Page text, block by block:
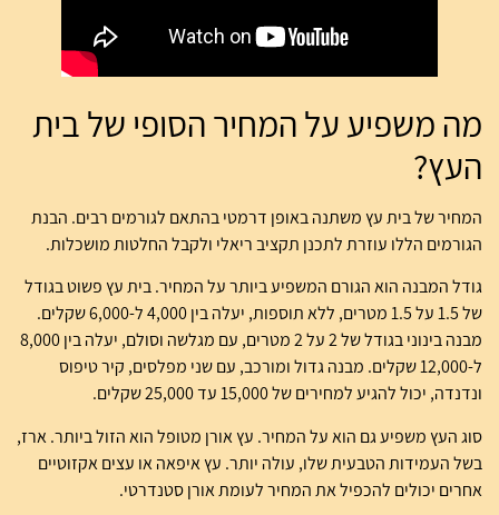
מה משפיע על המחיר הסופי של בית
העץ?
המחיר של בית עץ משתנה באופן דרמטי בהתאם לגורמים רבים. הבנת
הגורמים הללו עוזרת לתכנן תקציב ריאלי ולקבל החלטות מושכלות.
גודל המבנה הוא הגורם המשפיע ביותר על המחיר. בית עץ פשוט בגודל
של 1.5 על 1.5 מטרים, ללא תוספות, יעלה בין 4,000 ל-6,000 שקלים.
מבנה בינוני בגודל של 2 על 2 מטרים, עם מגלשה וסולם, יעלה בין 8,000
ל-12,000 שקלים. מבנה גדול ומורכב, עם שני מפלסים, קיר טיפוס
ונדנדה, יכול להגיע למחירים של 15,000 עד 25,000 שקלים.
סוג העץ משפיע גם הוא על המחיר. עץ אורן מטופל הוא הזול ביותר. ארז,
בשל העמידות הטבעית שלו, עולה יותר. עץ איפאה או עצים אקזוטיים
אחרים יכולים להכפיל את המחיר לעומת אורן סטנדרטי.